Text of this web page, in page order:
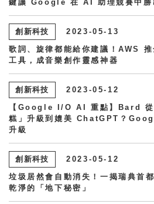
鍵讓 Google 在 AI 助理競賽中勝
創新科技
2023-05-13
歌詞、旋律都能給你建議！AWS
工具，成音樂創作靈感神器
創新科技
2023-05-12
【Google I/O AI 重點】Bard 從
糕」升級到媲美 ChatGPT？
升級
創新科技
2023-05-12
垃圾居然會自動消失！一揭瑞典首
乾淨的「地下秘密」